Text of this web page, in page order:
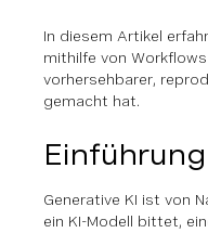
In diesem Artikel
mithilfe von
vorhersehbarer,
gemacht hat.
Einführung
Generative KI ist von
ein KI-Modell bittet,